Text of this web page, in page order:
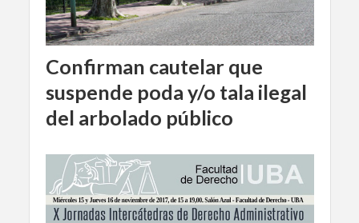
Confirman cautelar que
suspende poda y/o tala ilegal
del arbolado público